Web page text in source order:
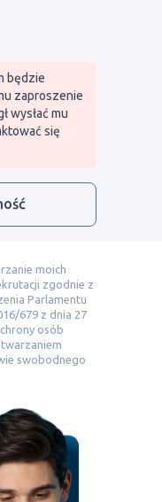
będzie
zaproszenie
wysłać mu
się
moich
zgodnie z
Parlamentu
679 z dnia 27
osób
swobodnego